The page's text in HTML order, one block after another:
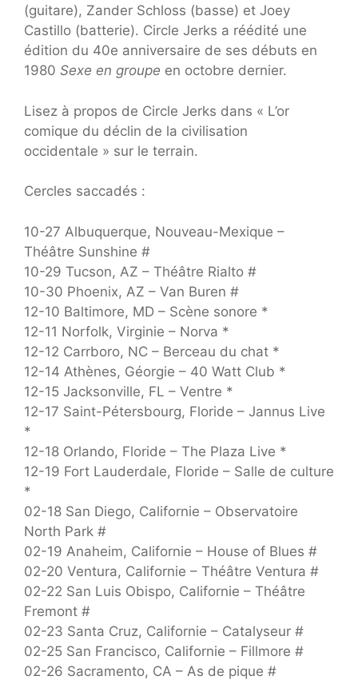
(guitare), Zander Schloss (basse) et Joey
Castillo (batterie). Circle Jerks a réédité une
édition du 40e anniversaire de ses débuts en
1980 Sexe en groupe en octobre dernier.
Lisez à propos de Circle Jerks dans « L’or
comique du déclin de la civilisation
occidentale » sur le terrain.
Cercles saccadés :
10-27 Albuquerque, Nouveau-Mexique –
Théâtre Sunshine #
10-29 Tucson, AZ – Théâtre Rialto #
10-30 Phoenix, AZ – Van Buren #
12-10 Baltimore, MD – Scène sonore *
12-11 Norfolk, Virginie – Norva *
12-12 Carrboro, NC – Berceau du chat *
12-14 Athènes, Géorgie – 40 Watt Club *
12-15 Jacksonville, FL – Ventre *
12-17 Saint-Pétersbourg, Floride – Jannus Live
*
12-18 Orlando, Floride – The Plaza Live *
12-19 Fort Lauderdale, Floride – Salle de culture
*
02-18 San Diego, Californie – Observatoire
North Park #
02-19 Anaheim, Californie – House of Blues #
02-20 Ventura, Californie – Théâtre Ventura #
02-22 San Luis Obispo, Californie – Théâtre
Fremont #
02-23 Santa Cruz, Californie – Catalyseur #
02-25 San Francisco, Californie – Fillmore #
02-26 Sacramento, CA – As de pique #